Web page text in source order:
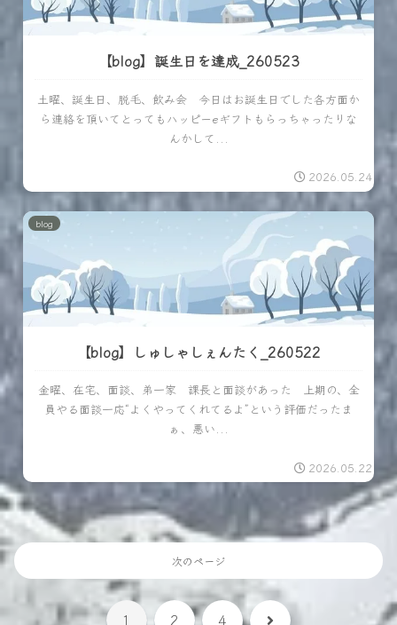
【blog】誕生日を達成_260523
土曜、誕生日、脱毛、飲み会 今日はお誕生日でした各方面か
ら連絡を頂いてとってもハッピーeギフトもらっちゃったりな
んかして...
2026.05.24
blog
【blog】しゅしゃしぇんたく_260522
金曜、在宅、面談、弟一家 課長と面談があった 上期の、全
員やる面談一応“よくやってくれてるよ”という評価だったま
ぁ、悪い...
2026.05.22
次のページ
1 2 4 次